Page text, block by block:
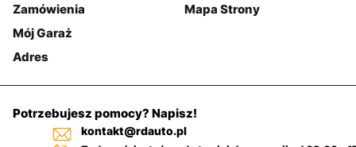
Zamówienia
Mój Garaż
Adres
Mapa Strony
Potrzebujesz pomocy? Napisz!
kontakt@rdauto.pl